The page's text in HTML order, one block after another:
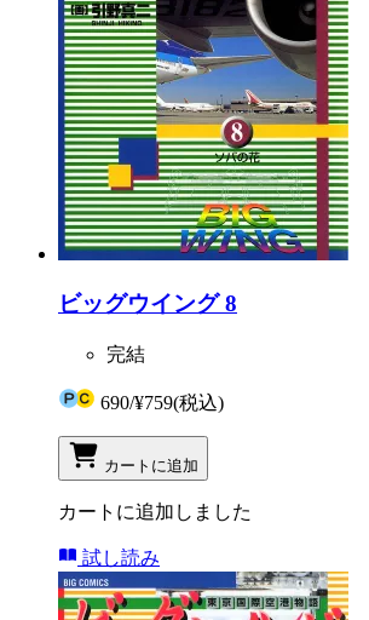
ビッグウイング 8
完結
690/¥759(税込)
カートに追加
カートに追加しました
試し読み